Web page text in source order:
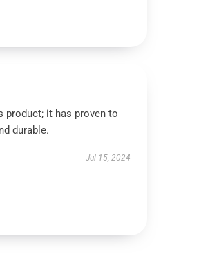
product; it has proven to
durable.
Jul 15, 2024